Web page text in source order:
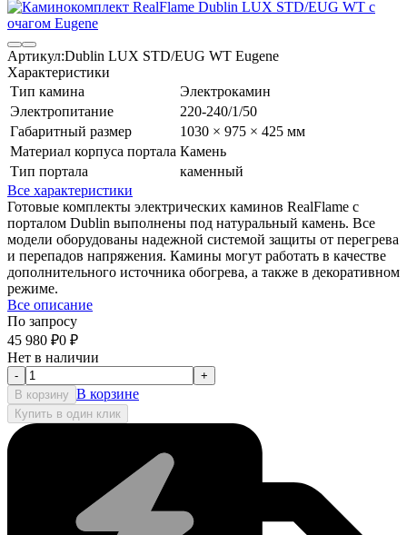
Артикул:Dublin LUX STD/EUG WT Eugene
Характеристики
Тип камина
Электрокамин
Электропитание
220-240/1/50
Габаритный размер
1030 × 975 × 425 мм
Материал корпуса портала Камень
Тип портала
каменный
Все характеристики
Готовые комплекты электрических каминов RealFlame с
порталом Dublin выполнены под натуральный камень. Все
модели оборудованы надежной системой защиты от перегрева
и перепадов напряжения. Камины могут работать в качестве
дополнительного источника обогрева, а также в декоративном
режиме.
Все описание
По запросу
45 980 ₽0 ₽
Нет в наличии
-
+
В корзину В корзине
Купить в один клик